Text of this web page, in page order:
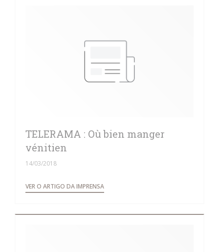
TELERAMA : Où bien manger
vénitien
14/03/2018
VER O ARTIGO DA IMPRENSA((ABRE NUMA NOVA JANELA))